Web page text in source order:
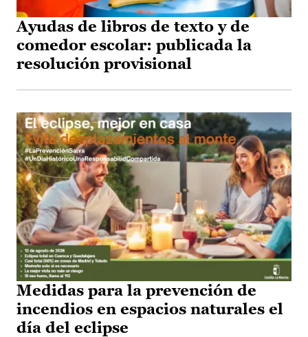
Ayudas de libros de texto y de
comedor escolar: publicada la
resolución provisional
Medidas para la prevención de
incendios en espacios naturales el
día del eclipse